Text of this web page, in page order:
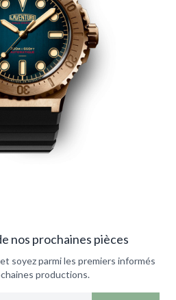
nos prochaines pièces
soyez parmi les premiers informés
productions.